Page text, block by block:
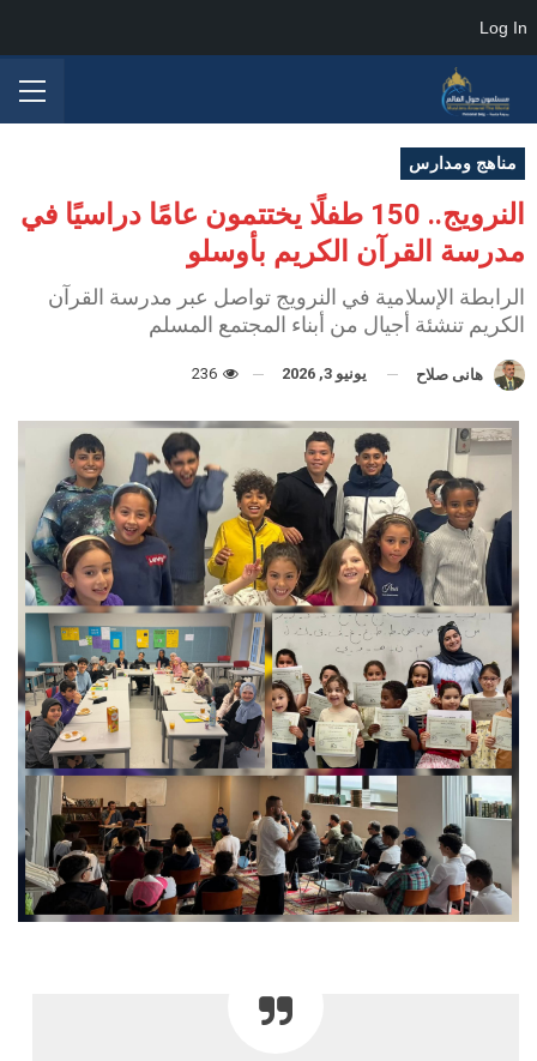
مناهج ومدارس
النرويج.. 150 طفلًا يختتمون عامًا دراسيًا في
مدرسة القرآن الكريم بأوسلو
الرابطة الإسلامية في النرويج تواصل عبر مدرسة القرآن
الكريم تنشئة أجيال من أبناء المجتمع المسلم
هانى صلاح يونيو 3, 2026
Log In